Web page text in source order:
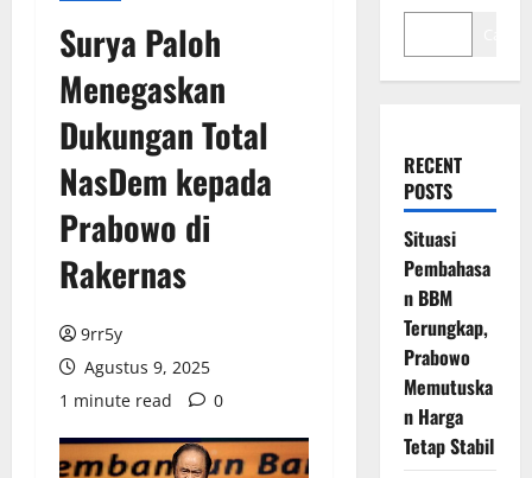
Surya Paloh
Menegaskan
Dukungan Total
NasDem kepada
Prabowo di
Rakernas
9rr5y
Agustus 9, 2025
1 minute read
0
RECENT
POSTS
Situasi
Pembahasa
n BBM
Terungkap,
Prabowo
Memutuska
n Harga
Tetap Stabil